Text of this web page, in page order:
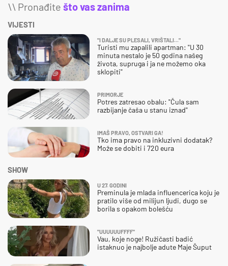
\\ Pronađite što vas zanima
VIJESTI
"I DALJE SU PLESALI, VRIŠTALI..."
Turisti mu zapalili apartman: "U 30
minuta nestalo je 50 godina našeg
života, supruga i ja ne možemo oka
sklopiti"
PRIMORJE
Potres zatresao obalu: "Čula sam
razbijanje čaša u stanu iznad"
IMAŠ PRAVO, OSTVARI GA!
Tko ima pravo na inkluzivni dodatak?
Može se dobiti i 720 eura
SHOW
U 27. GODINI
Preminula je mlada influencerica koju je
pratilo više od milijun ljudi, dugo se
borila s opakom bolešću
"UUUUUUFFFF"
Vau, koje noge! Ružičasti badić
istaknuo je najbolje adute Maje Šuput